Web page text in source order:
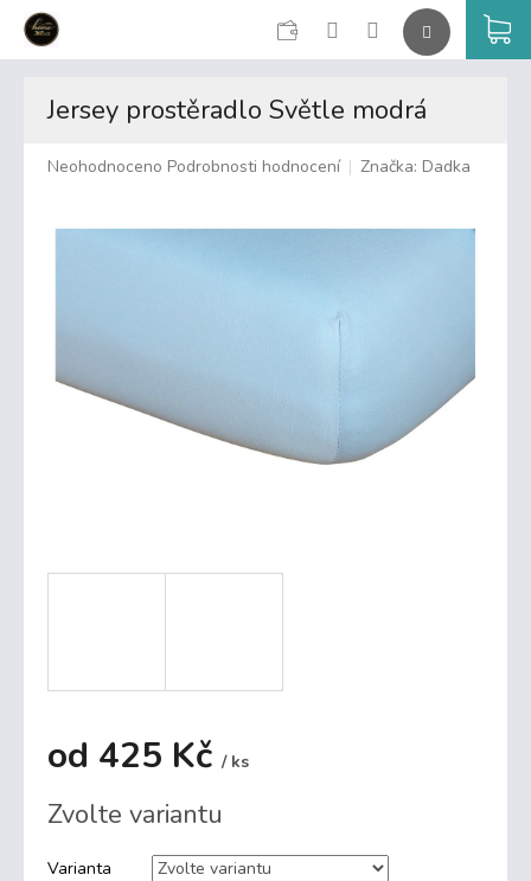
obsah
CZK
Jersey prostěradlo Světle modrá
Průměrné
je
Neohodnoceno Podrobnosti hodnocení Značka: Dadka
od 425 Kč / ks
cena:
Zvolte variantu
Varianta